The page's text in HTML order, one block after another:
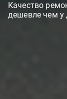
Качество
дешевле чем у